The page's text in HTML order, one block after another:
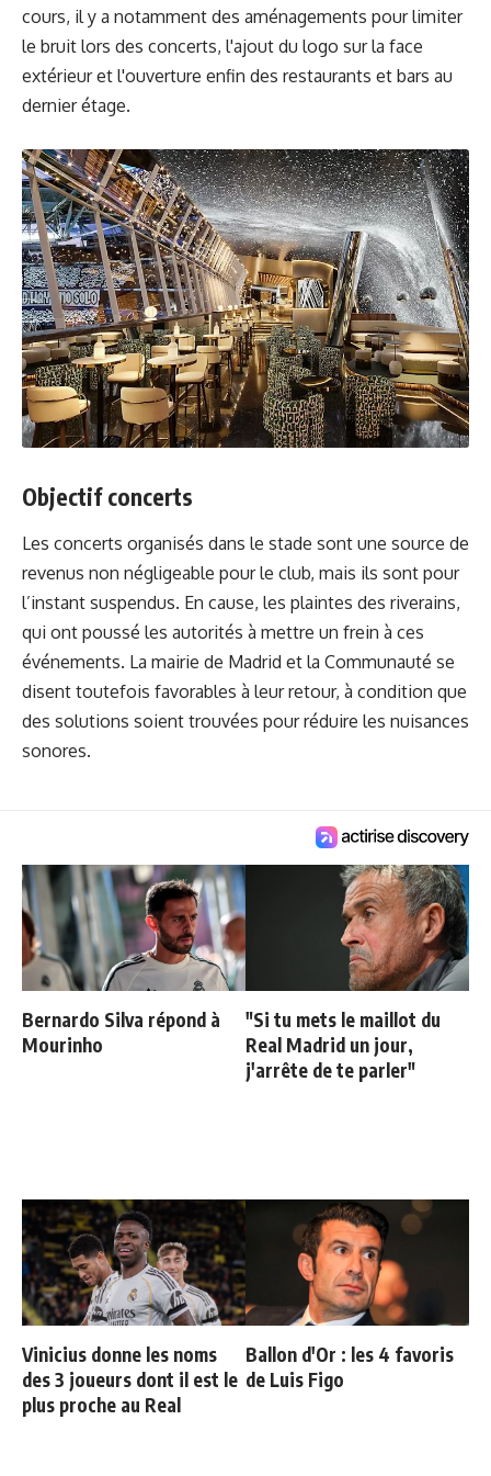
cours, il y a notamment des aménagements pour limiter
le bruit lors des concerts, l'ajout du logo sur la face
extérieur et l'ouverture enfin des restaurants et bars au
dernier étage.
Objectif concerts
Les concerts organisés dans le stade sont une source de
revenus non négligeable pour le club, mais ils sont pour
l’instant suspendus. En cause, les plaintes des riverains,
qui ont poussé les autorités à mettre un frein à ces
événements. La mairie de Madrid et la Communauté se
disent toutefois favorables à leur retour, à condition que
des solutions soient trouvées pour réduire les nuisances
sonores.
Bernardo Silva répond à
Mourinho
"Si tu mets le maillot du
Real Madrid un jour,
j'arrête de te parler"
Vinicius donne les noms
des 3 joueurs dont il est le
plus proche au Real
Ballon d'Or : les 4 favoris
de Luis Figo